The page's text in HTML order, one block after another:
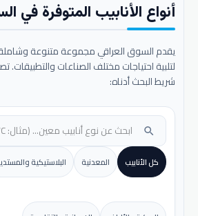
أنواع الأنابيب المتوفرة في
يقدم السوق العراقي مجموعة متنوعة
لتلبية احتياجات مختلف الصناعات والتطبيقات.
شريط البحث أدناه:
search
كل الأنابيب المعدنية البلاستيكية